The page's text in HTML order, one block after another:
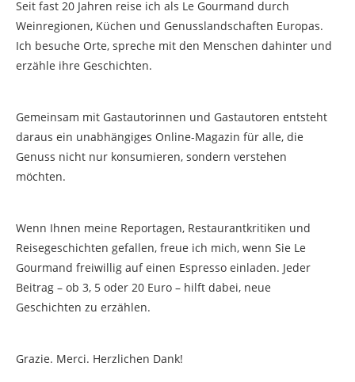
Seit fast 20 Jahren reise ich als Le Gourmand durch
Weinregionen, Küchen und Genusslandschaften Europas.
Ich besuche Orte, spreche mit den Menschen dahinter und
erzähle ihre Geschichten.
Gemeinsam mit Gastautorinnen und Gastautoren entsteht
daraus ein unabhängiges Online-Magazin für alle, die
Genuss nicht nur konsumieren, sondern verstehen
möchten.
Wenn Ihnen meine Reportagen, Restaurantkritiken und
Reisegeschichten gefallen, freue ich mich, wenn Sie Le
Gourmand freiwillig auf einen Espresso einladen. Jeder
Beitrag – ob 3, 5 oder 20 Euro – hilft dabei, neue
Geschichten zu erzählen.
Grazie. Merci. Herzlichen Dank!